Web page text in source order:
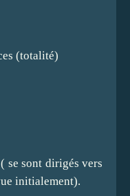
dirigés vers
initialement).